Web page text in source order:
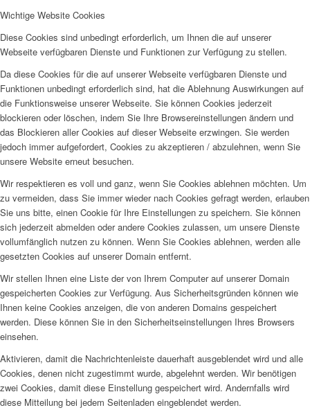
Wichtige Website Cookies
Diese Cookies sind unbedingt erforderlich, um Ihnen die auf unserer
Webseite verfügbaren Dienste und Funktionen zur Verfügung zu stellen.
Da diese Cookies für die auf unserer Webseite verfügbaren Dienste und
Funktionen unbedingt erforderlich sind, hat die Ablehnung Auswirkungen auf
die Funktionsweise unserer Webseite. Sie können Cookies jederzeit
blockieren oder löschen, indem Sie Ihre Browsereinstellungen ändern und
das Blockieren aller Cookies auf dieser Webseite erzwingen. Sie werden
jedoch immer aufgefordert, Cookies zu akzeptieren / abzulehnen, wenn Sie
unsere Website erneut besuchen.
Wir respektieren es voll und ganz, wenn Sie Cookies ablehnen möchten. Um
zu vermeiden, dass Sie immer wieder nach Cookies gefragt werden, erlauben
Sie uns bitte, einen Cookie für Ihre Einstellungen zu speichern. Sie können
sich jederzeit abmelden oder andere Cookies zulassen, um unsere Dienste
vollumfänglich nutzen zu können. Wenn Sie Cookies ablehnen, werden alle
gesetzten Cookies auf unserer Domain entfernt.
Wir stellen Ihnen eine Liste der von Ihrem Computer auf unserer Domain
gespeicherten Cookies zur Verfügung. Aus Sicherheitsgründen können wie
Ihnen keine Cookies anzeigen, die von anderen Domains gespeichert
werden. Diese können Sie in den Sicherheitseinstellungen Ihres Browsers
einsehen.
Aktivieren, damit die Nachrichtenleiste dauerhaft ausgeblendet wird und alle
Cookies, denen nicht zugestimmt wurde, abgelehnt werden. Wir benötigen
zwei Cookies, damit diese Einstellung gespeichert wird. Andernfalls wird
diese Mitteilung bei jedem Seitenladen eingeblendet werden.